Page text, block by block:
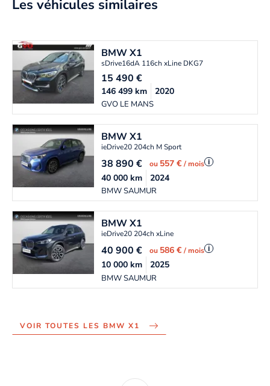
Les véhicules similaires
BMWX1
sDrive16dA 116ch xLine DKG7
15 490€
GVO LE MANS
146 499km 2020
BMWX1
ieDrive20 204ch M Sport
38 890€ ou 557 €/ mois i
BMW SAUMUR
40 000km 2024
BMWX1
ieDrive20 204ch xLine
40 900€ ou 586 €/ mois i
BMW SAUMUR
10 000km 2025
VOIR TOUTES LES BMW X1